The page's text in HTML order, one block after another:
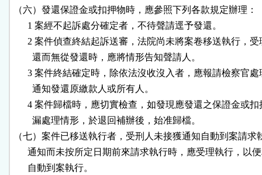
（六）發還保證金或扣押物時，應參照下列各款規定辦理：
      1 案經不起訴處分確定者，不待聲請逕予發還。
2 案件偵查終結起訴送審，法院尚未將案卷移送執行，
        還而無從發還時，應將情形告知聲請人。
3 案件終結確定時，除依法沒收沒入者，應報請檢察官
        通知發還原繳款人或所有人。
4 案件歸檔時，應切實檢查，如發現應發還之保證金或
        漏處理情形，於退回補辦後，始准歸檔。
（七）案件已移送執行者，受刑人未接獲通知自動到案請求
通知而未按所定日期前來請求執行時，應受理執行，以
      自動到案執行。